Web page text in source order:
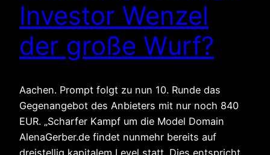
Investor Wenzel
der große Wurf?
Aachen. Prompt folgt zu nun 10. Runde das
Gegenangebot des Anbieters mit nur noch 840
EUR. „Scharfer Kampf um die Model Domain
AlenaGerber.de findet nunmehr bereits auf
dreistellig kapitalem Level statt. Dies entspricht